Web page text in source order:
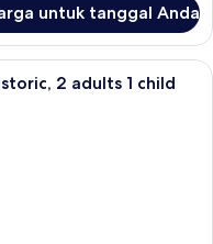
untuk tanggal Anda
Twin, Bebas Asap Rokok
2 adults 1 child